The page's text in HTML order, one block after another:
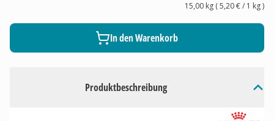
Produktbeschreibung
15,00 kg(5,20 €/ 1 kg)
In den Warenkorb